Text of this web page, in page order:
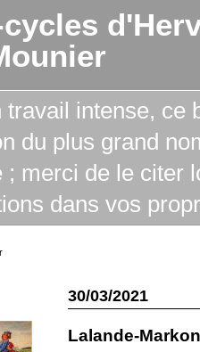
travail intense, ce
du plus grand
; merci de le citer
dans vos
30/03/2021
Lalande-